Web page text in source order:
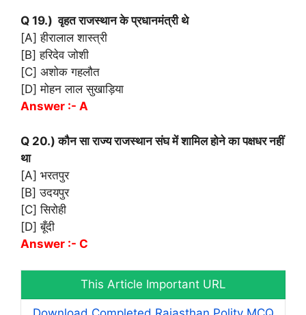
Q 19.) वृहत राजस्थान के प्रधानमंत्री थे
[A] हीरालाल शास्त्री
[B] हरिदेव जोशी
[C] अशोक गहलौत
[D] मोहन लाल सुखाड़िया
Answer :- A
Q 20.) कौन सा राज्य राजस्थान संघ में शामिल होने का पक्षधर नहीं
था
[A] भरतपुर
[B] उदयपुर
[C] सिरोही
[D] बूँदी
Answer :- C
This Article Important URL